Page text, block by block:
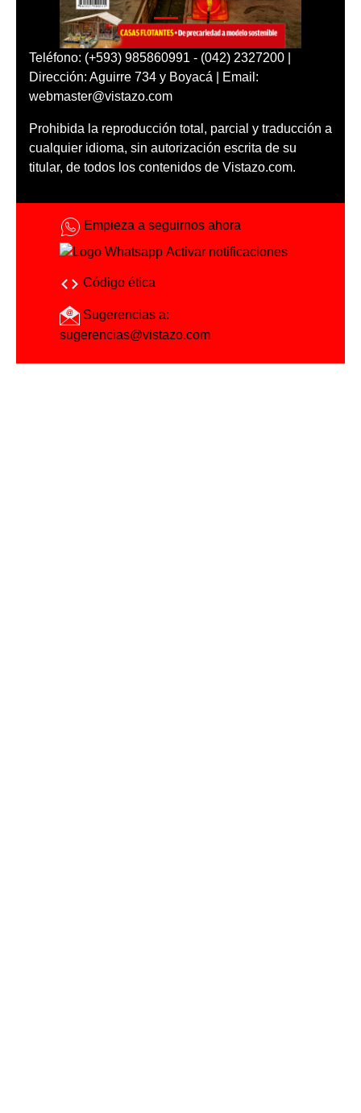
Teléfono: (+593) 985860991 - (042) 2327200 |
Dirección: Aguirre 734 y Boyacá | Email:
webmaster@vistazo.com
Prohibida la reproducción total, parcial y traducción a
cualquier idioma, sin autorización escrita de su
titular, de todos los contenidos de Vistazo.com.
Empieza a seguirnos ahora
Activar notificaciones
Código ética
Sugerencias a:
sugerencias@vistazo.com